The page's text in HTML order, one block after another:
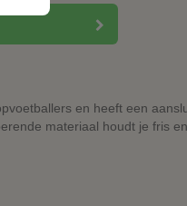
en heeft een
materiaal houdt je fris